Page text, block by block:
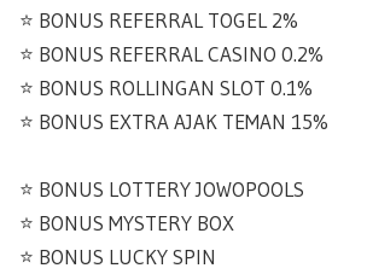
⭐️ BONUS REFERRAL TOGEL 2%
⭐️ BONUS REFERRAL CASINO 0.2%
⭐️ BONUS ROLLINGAN SLOT 0.1%
⭐️ BONUS EXTRA AJAK TEMAN 15%
⭐️ BONUS LOTTERY JOWOPOOLS
⭐️ BONUS MYSTERY BOX
⭐️ BONUS LUCKY SPIN